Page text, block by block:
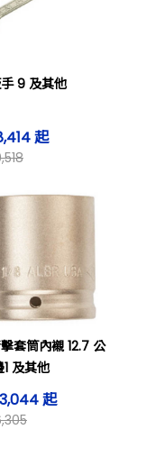
9 及其他
起
套筒內襯 12.7 公
及其他
起